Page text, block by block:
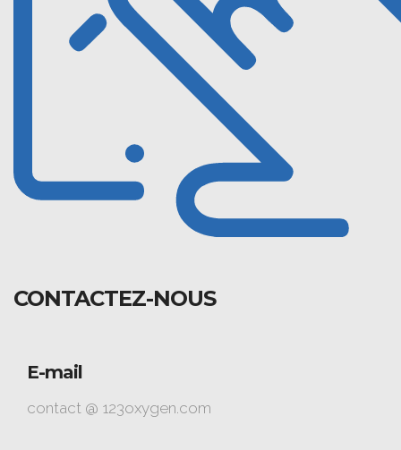
CONTACTEZ-NOUS
E-mail
contact @ 123oxygen.com